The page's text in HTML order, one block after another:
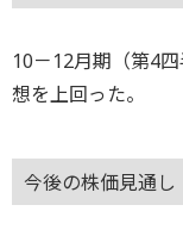
10－12月期（第4
想を上回った。
今後の株価見通し